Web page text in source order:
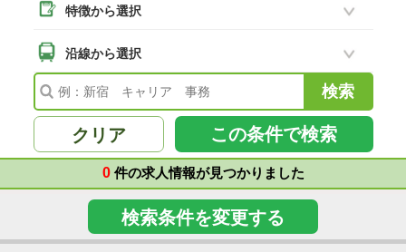
二本松市(8)
南相馬市(2)
会津若松市
福島県その他(41)
特徴から選択
沿線から選択
クリア この条件で検索
0件の求人情報が見つかりました
検索条件を変更する